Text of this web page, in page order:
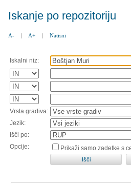
Iskanje po repozitoriju
A- | A+ | Natisni
Iskalni niz:
Vrsta gradiva:
Jezik:
Išči po:
Opcije:
Prikaži samo zadetke s